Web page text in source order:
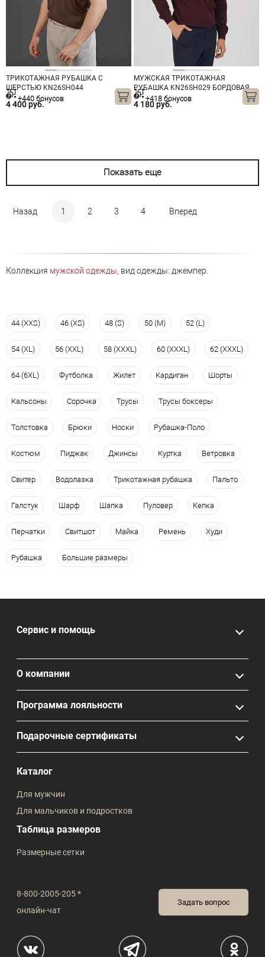
ТРИКОТАЖНАЯ РУБАШКА С
ШЕРСТЬЮ KN26SH044
КОРИЧНЕВАЯ
4 400 руб.
+440 бонусов
МУЖСКАЯ ТРИКОТАЖНАЯ
РУБАШКА KN26SH029 БОРДОВАЯ
4 180 руб.
+418 бонусов
Показать еще
Назад 1 2 3 4 Вперед
Коллекция мужской одежды , вид одежды: джемпер.
44 (XXS) 46 (XS) 48 (S) 50 (M) 52 (L)
54 (XL) 56 (XXL) 58 (XXXL) 60 (XXXL) 62 (XXXL)
64 (6XL) Футболка Жилет Кардиган Шорты
Кальсоны Сорочка Трусы Трусы боксеры
Толстовка Брюки Носки Рубашка-Поло
Костюм Пиджак Джинсы Куртка Ветровка
Свитер Водолазка Трикотажная рубашка Пальто
Галстук Шарф Шапка Пуловер Кепка
Перчатки Свитшот Майка Ремень Худи
Рубашка Большие размеры
8-800-2005-205 *
онлайн-чат
Задать вопрос
Сервис и помощь
О компании
Программа лояльности
Подарочные сертификаты
Каталог
Для мужчин
Для мальчиков и подростков
Таблица размеров
Размерные сетки